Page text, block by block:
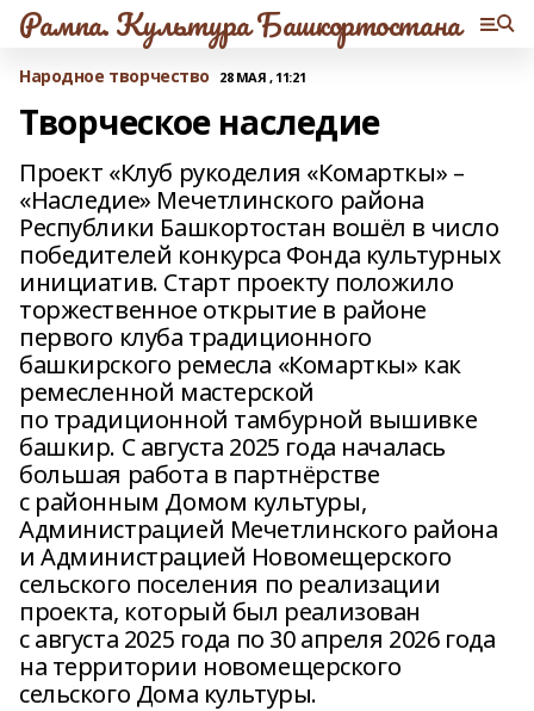
Рампа. Культура Башкортостана
Народное творчество 28 МАЯ , 11:21
Творческое наследие
Проект «Клуб рукоделия «Комарткы» –
«Наследие» Мечетлинского района
Республики Башкортостан вошёл в число
победителей конкурса Фонда культурных
инициатив. Старт проекту положило
торжественное открытие в районе
первого клуба традиционного
башкирского ремесла «Комарткы» как
ремесленной мастерской
по традиционной тамбурной вышивке
башкир. С августа 2025 года началась
большая работа в партнёрстве
с районным Домом культуры,
Администрацией Мечетлинского района
и Администрацией Новомещерского
сельского поселения по реализации
проекта, который был реализован
с августа 2025 года по 30 апреля 2026 года
на территории новомещерского
сельского Дома культуры.